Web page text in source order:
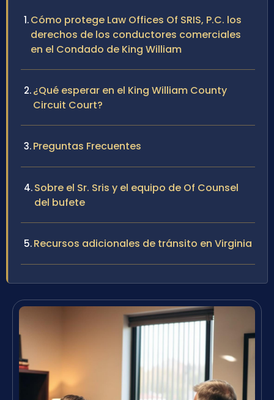
Cómo protege Law Offices Of SRIS, P.C. los
derechos de los conductores comerciales
en el Condado de King William
¿Qué esperar en el King William County
Circuit Court?
Preguntas Frecuentes
Sobre el Sr. Sris y el equipo de Of Counsel
del bufete
Recursos adicionales de tránsito en Virginia